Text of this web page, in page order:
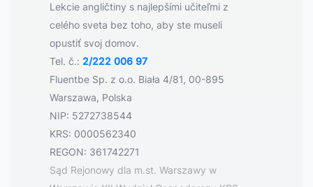
Lekcie angličtiny s najlepšími učiteľmi z
celého sveta bez toho, aby ste museli
opustiť svoj domov.
Tel. č.: 2/222 006 97
Fluentbe Sp. z o.o. Biała 4/81, 00-895
Warszawa, Polska
NIP: 5272738544
KRS: 0000562340
REGON: 361742271
Sąd Rejonowy dla m.st. Warszawy w